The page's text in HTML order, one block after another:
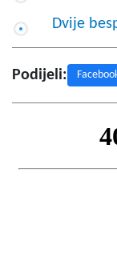
Dvije
Podijeli: